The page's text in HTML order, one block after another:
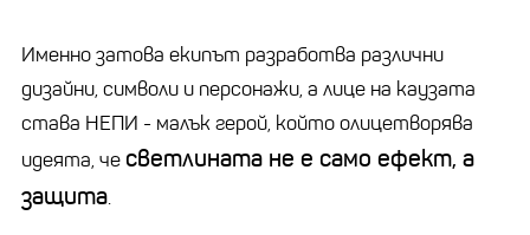
Именно затова екипът разработва различни
дизайни, символи и персонажи, а лице на каузата
става НЕПИ - малък герой, който олицетворява
идеята, чесветлината не е само ефект, а
защита.